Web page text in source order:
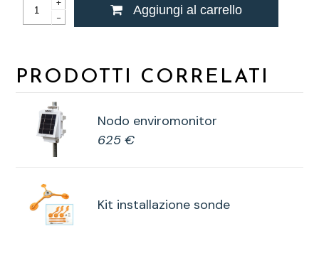
+
-
Aggiungi al carrello
PRODOTTI CORRELATI
Nodo enviromonitor
625 €
Kit installazione sonde